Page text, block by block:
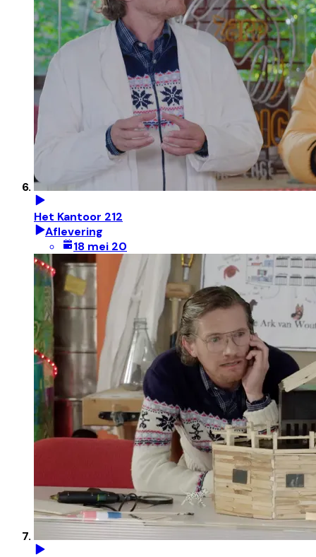
Het Kantoor 212
Aflevering
18 mei 20